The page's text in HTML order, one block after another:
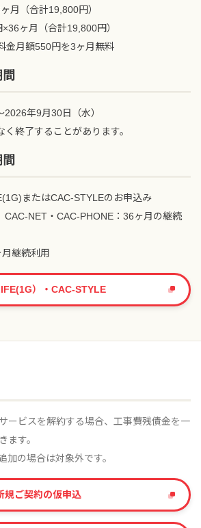
月（合計19,800円）
ヶ月（合計19,800円）
金月額550円を3ヶ月無料
年9月30日（水）
終了することがあります。
またはCAC-STYLEのお申込み
CAC-NET・CAC-PHONE：36ヶ月の継続
継続利用
）・CAC-STYLE
ービスを解約する場合、工事費残債金を一
ます。
加の場合は対象外です。
規ご契約の仮申込